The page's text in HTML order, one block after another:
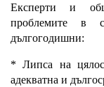
Експерти и
проблемите в
дългогодишни:
* Липса на
адекватна и